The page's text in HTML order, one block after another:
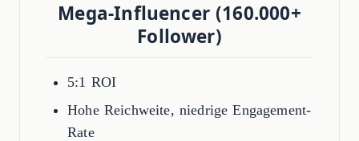
Mega-Influencer (160.000+
Follower)
5:1 ROI
Hohe Reichweite, niedrige Engagement-
Rate